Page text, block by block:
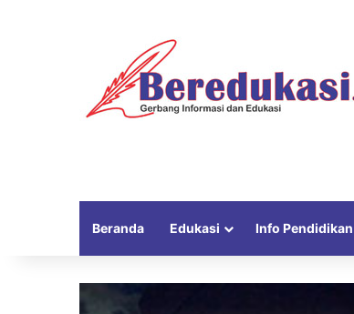
Beranda Edukasi Info Pendidikan